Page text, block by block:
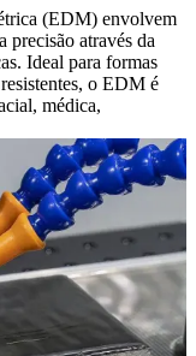
(EDM) envolvem
precisão através da
Ideal para formas
o EDM é
médica,